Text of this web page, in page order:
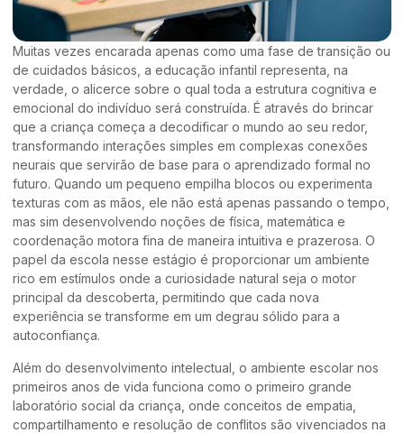
Muitas vezes encarada apenas como uma fase de transição ou
de cuidados básicos, a educação infantil representa, na
verdade, o alicerce sobre o qual toda a estrutura cognitiva e
emocional do indivíduo será construída. É através do brincar
que a criança começa a decodificar o mundo ao seu redor,
transformando interações simples em complexas conexões
neurais que servirão de base para o aprendizado formal no
futuro. Quando um pequeno empilha blocos ou experimenta
texturas com as mãos, ele não está apenas passando o tempo,
mas sim desenvolvendo noções de física, matemática e
coordenação motora fina de maneira intuitiva e prazerosa. O
papel da escola nesse estágio é proporcionar um ambiente
rico em estímulos onde a curiosidade natural seja o motor
principal da descoberta, permitindo que cada nova
experiência se transforme em um degrau sólido para a
autoconfiança.
Além do desenvolvimento intelectual, o ambiente escolar nos
primeiros anos de vida funciona como o primeiro grande
laboratório social da criança, onde conceitos de empatia,
compartilhamento e resolução de conflitos são vivenciados na